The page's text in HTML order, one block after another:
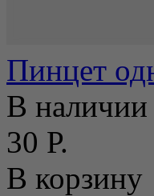
Пинцет
В наличии
30 Р.
В корзину